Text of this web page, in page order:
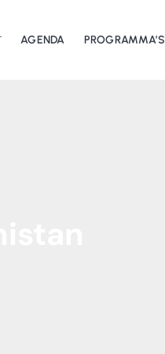
AGENDA PROGRAMMA’S